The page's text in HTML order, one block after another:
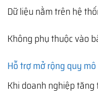
Dữ liệu nằm trên hệ
Không phụ thuộc vào
Hỗ trợ mở rộng quy mô
Khi doanh nghiệp tăng